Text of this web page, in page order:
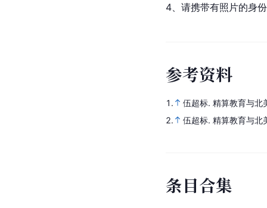
4、请携带有照片的身
参考资料
1. 伍超标. 精算教育与北
2.
伍超标. 精算教育与北
条目合集